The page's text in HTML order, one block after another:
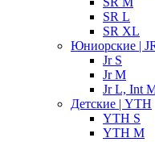
SR L
SR XL
Юниорские |
Jr S
Jr M
Jr L, Int
Детские | YTH
YTH S
YTH M